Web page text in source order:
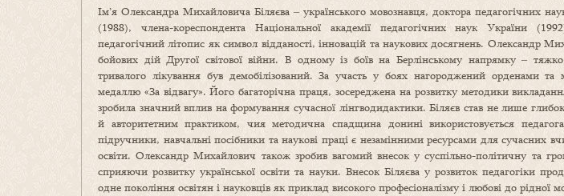
Ім’я Олександра Михайловича Біляєва ‒ українського мовознавця, доктора педагогічних
(1988), члена-кореспондента Національної академії педагогічних наук України
педагогічний літопис як символ відданості, інновацій та наукових досягнень. Олександр
бойових дій Другої світової війни. В одному із боїв на Берлінському напрямку ‒
тривалого лікування був демобілізований. За участь у боях нагороджений орденами та
медаллю «За відвагу». Його багаторічна праця, зосереджена на розвитку методики
зробила значний вплив на формування сучасної лінгводидактики. Біляєв став не лише
й авторитетним практиком, чия методична спадщина донині використовується
підручники, навчальні посібники та наукові праці є незамінними ресурсами для сучасних
освіти. Олександр Михайлович також зробив вагомий внесок у суспільно-політичну та
сприяючи розвитку української освіти та науки. Внесок Біляєва у розвиток педагогіки
одне покоління освітян і науковців як приклад високого професіоналізму і любові до рідної